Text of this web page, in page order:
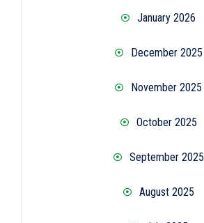
January 2026
December 2025
November 2025
October 2025
September 2025
August 2025